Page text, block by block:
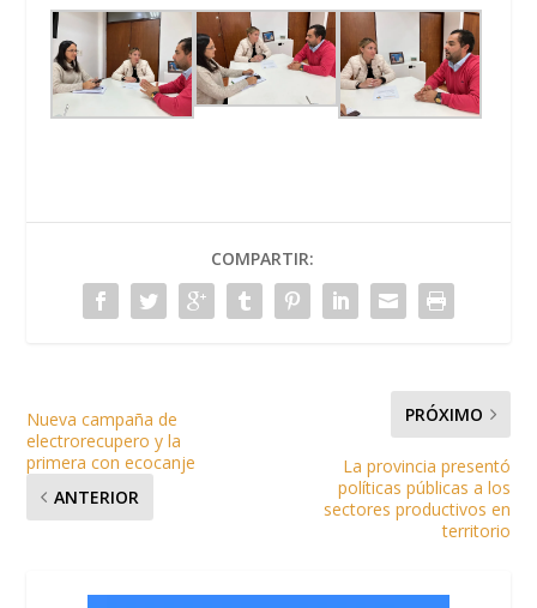
COMPARTIR:
Nueva campaña de
electrorecupero y la
primera con ecocanje
ANTERIOR
PRÓXIMO
La provincia presentó
políticas públicas a los
sectores productivos en
territorio